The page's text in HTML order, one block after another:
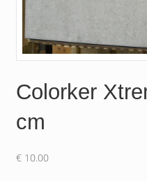
Colorker
cm
€10.00